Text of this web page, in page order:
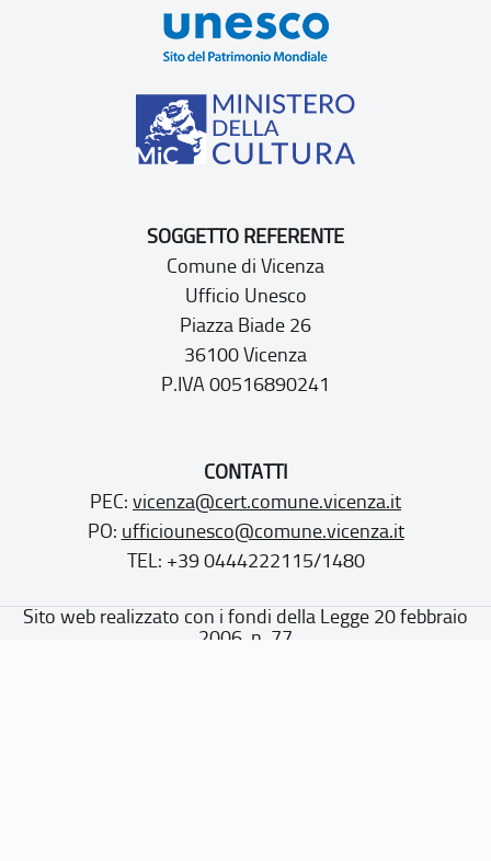
SOGGETTO REFERENTE
Comune di Vicenza
Ufficio Unesco
Piazza Biade 26
36100 Vicenza
P.IVA 00516890241
CONTATTI
PEC: vicenza@cert.comune.vicenza.it
PO: ufficiounesco@comune.vicenza.it
TEL: +39 0444222115/1480
Sito web realizzato con i fondi della Legge 20 febbraio
2006, n. 77